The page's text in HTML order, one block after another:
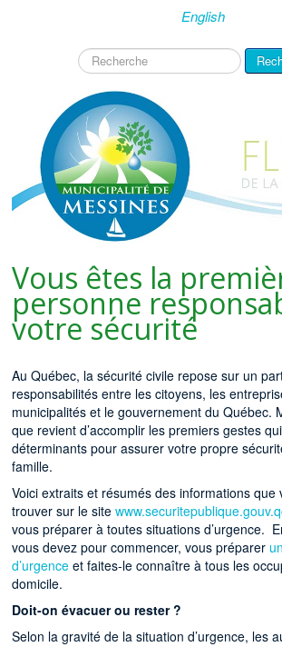
English
Rechercher
Vous êtes la
personne
votre sécurité
Au Québec, la sécurité civile repose sur un
responsabilités entre les citoyens, les
municipalités et le gouvernement du Québec.
que revient d’accomplir les premiers gestes
déterminants pour assurer votre propre
famille.
Voici extraits et résumés des informations que
trouver sur le site
vous préparer à toutes situations d’urgence.
vous devez pour commencer, vous préparer
d’urgence et faites-le connaître à tous les
domicile.
Doit-on évacuer ou rester ?
Selon la gravité de la situation d’urgence, les